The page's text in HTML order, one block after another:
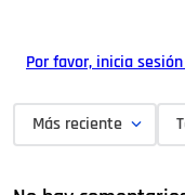
Por favor, inicia
Más reciente